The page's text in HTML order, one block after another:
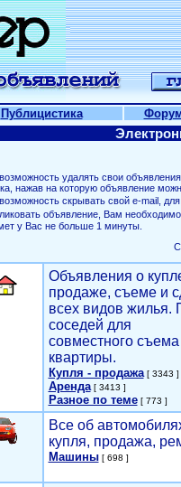
Публицистика
удалять свои
нажав на которую объявление
скрывать свой е-mail,
объявление, Вам
у Вас не больше 1 минуты.
Объявления о
продаже, съеме и
всех видов жилья.
соседей для
совместного съема
квартиры.
Купля - продажа[ 3343 ]
Аренда[ 3413 ]
Разное по теме[ 773 ]
Все об
купля, продажа,
Машины[ 698 ]